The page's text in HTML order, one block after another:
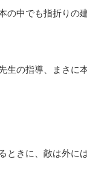
の中でも指折りの
生の指導 、まさに
きに、敵は外には